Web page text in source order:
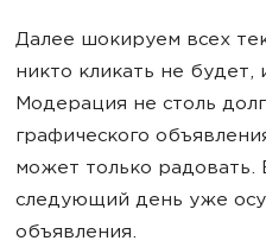
Далее шокируем всех
никто кликать не
Модерация не столь
графического
может только радовать.
следующий день уже
объявления.